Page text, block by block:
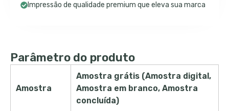
Impressão de qualidade premium que eleva sua marca
Parâmetro do produto
Amostra
Amostra grátis (Amostra digital,
Amostra em branco, Amostra
concluída)